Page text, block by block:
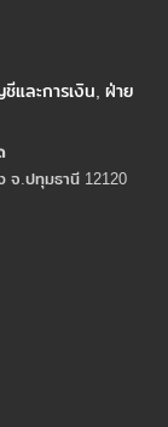
และการเงิน, ฝ่าย
จ.ปทุมธานี 12120